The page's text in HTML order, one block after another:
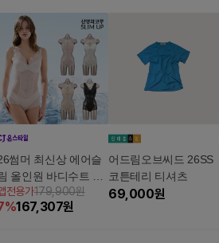
썸머 최신상 에어슬
올인원 바디수트 4
전용가179,900원
%167,307원
어드림오브씨드 26SS
코튼테리 티셔츠
69,000원